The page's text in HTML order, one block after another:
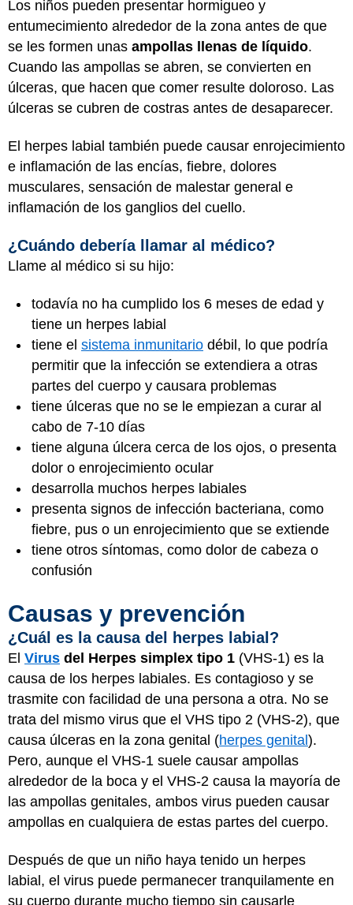
Los niños pueden presentar hormigueo y
entumecimiento alrededor de la zona antes de que
se les formen unas ampollas llenas de líquido.
Cuando las ampollas se abren, se convierten en
úlceras, que hacen que comer resulte doloroso. Las
úlceras se cubren de costras antes de desaparecer.
El herpes labial también puede causar enrojecimiento
e inflamación de las encías, fiebre, dolores
musculares, sensación de malestar general e
inflamación de los ganglios del cuello.
¿Cuándo debería llamar al médico?
Llame al médico si su hijo:
todavía no ha cumplido los 6 meses de edad y
tiene un herpes labial
tiene el sistema inmunitario débil, lo que podría
permitir que la infección se extendiera a otras
partes del cuerpo y causara problemas
tiene úlceras que no se le empiezan a curar al
cabo de 7-10 días
tiene alguna úlcera cerca de los ojos, o presenta
dolor o enrojecimiento ocular
desarrolla muchos herpes labiales
presenta signos de infección bacteriana, como
fiebre, pus o un enrojecimiento que se extiende
tiene otros síntomas, como dolor de cabeza o
confusión
Causas y prevención
¿Cuál es la causa del herpes labial?
El Virus del Herpes simplex tipo 1 (VHS-1) es la
causa de los herpes labiales. Es contagioso y se
trasmite con facilidad de una persona a otra. No se
trata del mismo virus que el VHS tipo 2 (VHS-2), que
causa úlceras en la zona genital (herpes genital).
Pero, aunque el VHS-1 suele causar ampollas
alrededor de la boca y el VHS-2 causa la mayoría de
las ampollas genitales, ambos virus pueden causar
ampollas en cualquiera de estas partes del cuerpo.
Después de que un niño haya tenido un herpes
labial, el virus puede permanecer tranquilamente en
su cuerpo durante mucho tiempo sin causarle